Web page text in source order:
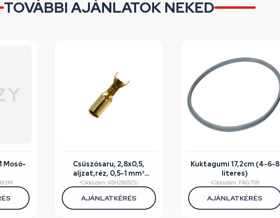
TOVÁBBI AJÁNLATOK NEKED
Mosó-
Csúszósaru, 2,8x0,5,
aljzat,réz, 0,5-1 mm²
kábelhez
•Cikkszám: KSH2805CU
AJÁNLATKÉRÉS
Kuktagumi 17,2cm (4-6-8
literes)
•Cikkszám: FAG709
AJÁNLATKÉRÉS